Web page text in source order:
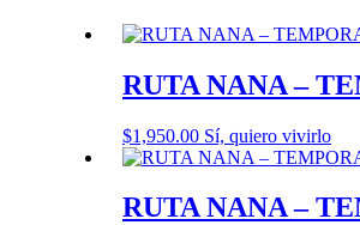
RUTA NANA –
$1,950.00 Sí, quiero vivirlo
RUTA NANA –